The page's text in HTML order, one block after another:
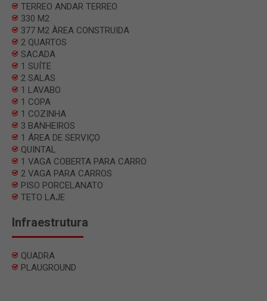
TERREO ANDAR TERREO
330 M2
377 M2 ÀREA CONSTRUIDA
2 QUARTOS
SACADA
1 SUÍTE
2 SALAS
1 LAVABO
1 COPA
1 COZINHA
3 BANHEIROS
1 ÁREA DE SERVIÇO
QUINTAL
1 VAGA COBERTA PARA CARRO
2 VAGA PARA CARROS
PISO PORCELANATO
TETO LAJE
Infraestrutura
QUADRA
PLAUGROUND